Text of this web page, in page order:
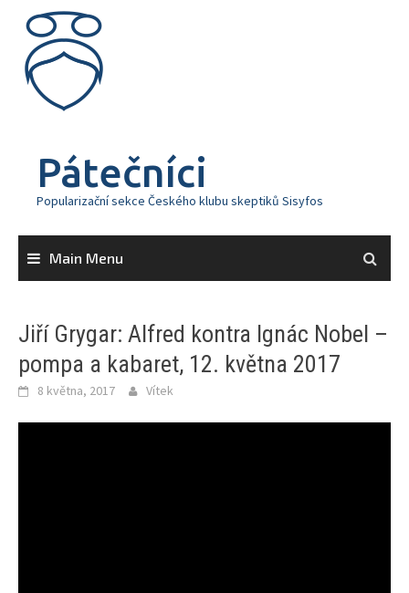
content
Pátečníci
Popularizační sekce Českého klubu skeptiků Sisyfos
Main Menu
Jiří Grygar: Alfred kontra Ignác Nobel –
pompa a kabaret, 12. května 2017
8 května, 2017 Vítek